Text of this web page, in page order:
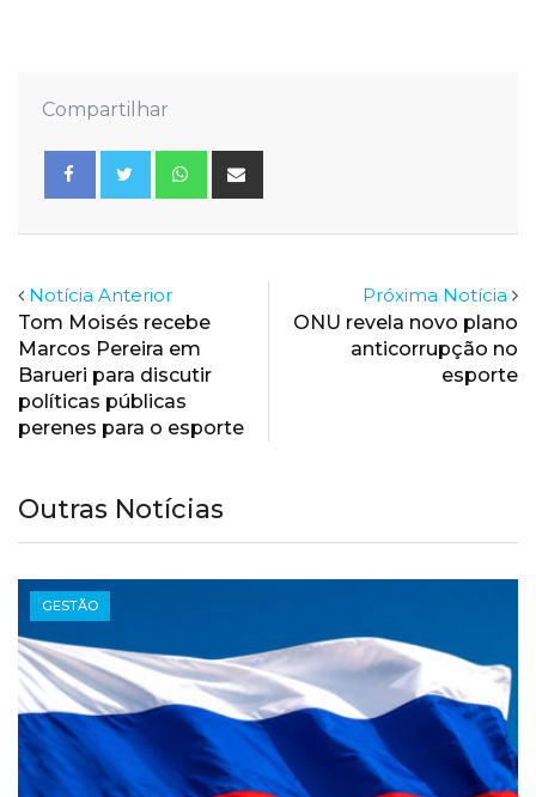
Compartilhar
Whatsapp
Notícia Anterior
Tom Moisés recebe
Marcos Pereira em
Barueri para discutir
políticas públicas
perenes para o esporte
Próxima Notícia
ONU revela novo plano
anticorrupção no
esporte
Outras Notícias
GESTÃO